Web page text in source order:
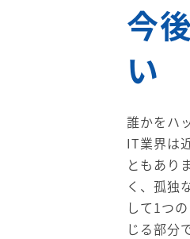
今
い
誰かをハ
IT業界は
ともあり
く、孤独
して1つ
じる部分